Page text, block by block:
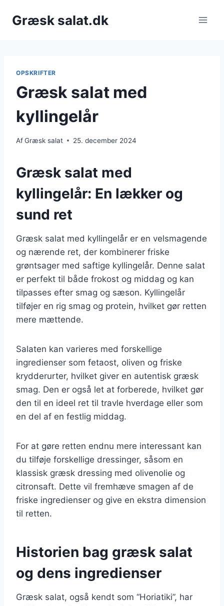
Græsk salat.dk
OPSKRIFTER
Græsk salat med
kyllingelår
AfGræsk salat 25. december 2024
Græsk salat med
kyllingelår: En lækker og
sund ret
Græsk salat med kyllingelår er en velsmagende
og nærende ret, der kombinerer friske
grøntsager med saftige kyllingelår. Denne salat
er perfekt til både frokost og middag og kan
tilpasses efter smag og sæson. Kyllingelår
tilføjer en rig smag og protein, hvilket gør retten
mere mættende.
Salaten kan varieres med forskellige
ingredienser som fetaost, oliven og friske
krydderurter, hvilket giver en autentisk græsk
smag. Den er også let at forberede, hvilket gør
den til en ideel ret til travle hverdage eller som
en del af en festlig middag.
For at gøre retten endnu mere interessant kan
du tilføje forskellige dressinger, såsom en
klassisk græsk dressing med olivenolie og
citronsaft. Dette vil fremhæve smagen af de
friske ingredienser og give en ekstra dimension
til retten.
Historien bag græsk salat
og dens ingredienser
Græsk salat, også kendt som “Horiatiki”, har